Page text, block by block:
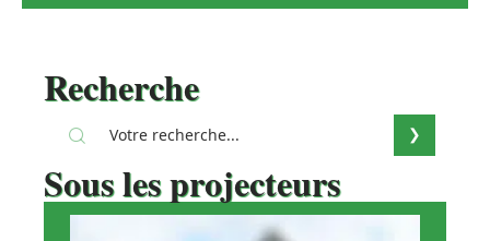
Recherche
Sous les projecteurs